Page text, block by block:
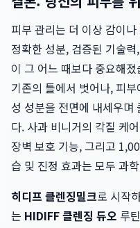
피부 관리는 더 이상 감이
정확한 성분, 검증된 기술
이 그 어느 때보다 중요해
기존의 틀에서 벗어나, 피
성 성분을 전면에 내세우며
다. 사과 비니거의 각질 케
장벽 보호 기능, 그리고
습 및 진정 효과는 모두 과
히디프 클렌징밀크로 시작
는 HIDIFF 클렌징 듀오 루